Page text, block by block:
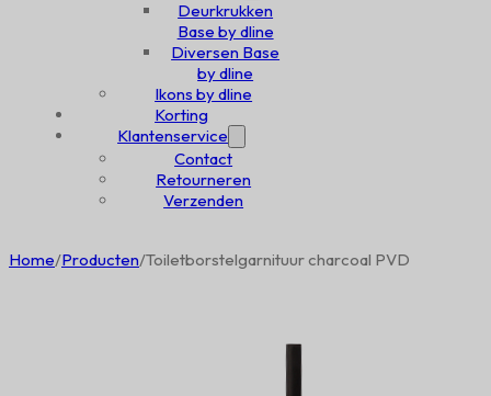
Deurkrukken
Base by dline
Diversen Base
by dline
Ikons by dline
Korting
Klantenservice
Contact
Retourneren
Verzenden
Home/Producten/Toiletborstelgarnituur charcoal PVD